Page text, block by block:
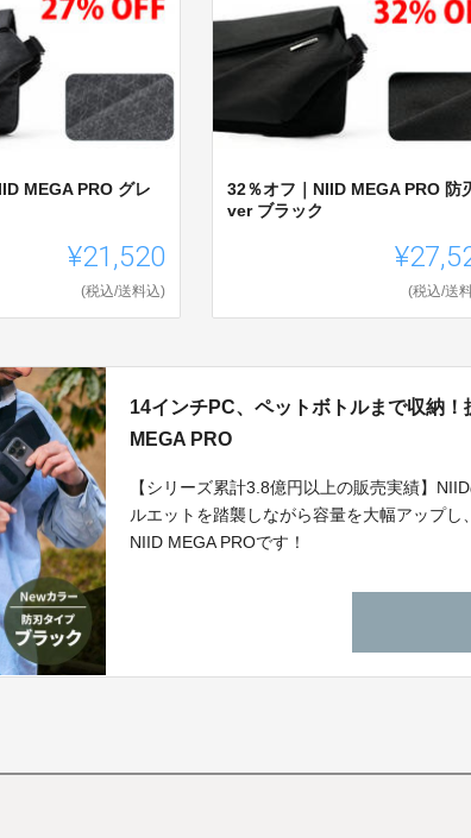
MEGA PRO グレ
¥21,520
(税込/送料込)
32％オフ｜NIID MEGA PRO 防
ver ブラック
(税込/送
14インチPC、ペットボトルまで収納
MEGA PRO
【シリーズ累計3.8億円以上の販売実績】
ルエットを踏襲しながら容量を大幅アップ
NIID MEGA PROです！